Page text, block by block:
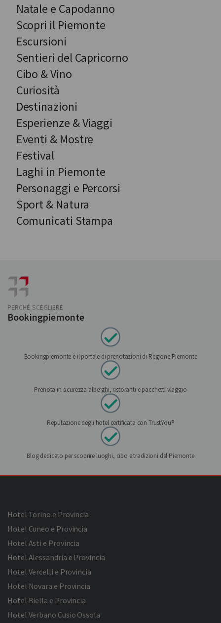
Natale e Capodanno
Scopri il Piemonte
Escursioni
Sentieri del Capricorno
Cibo & Vino
Curiosità
Destinazioni
Esperienze & Viaggi
Eventi & Mostre
Festival
Laghi in Piemonte
Personaggi e Percorsi
Sport & Natura
Comunicati Stampa
PERCHÉ SCEGLIERE
Bookingpiemonte
Bookingpiemonte è il portale di prenotazioni di Regione Piemonte
Prenota in sicurezza alberghi, ristoranti e pacchetti viaggio
Reputazione degli hotel certificata con TrustYou®
Blog dedicato per scoprire luoghi, cibo e tradizioni del Piemonte
Hotel Torino e Provincia
Hotel Cuneo e Provincia
Hotel Asti e Provincia
Hotel Alessandria e Provincia
Hotel Vercelli e Provincia
Hotel Novara e Provincia
Hotel Biella e Provincia
Hotel Verbano Cusio Ossola